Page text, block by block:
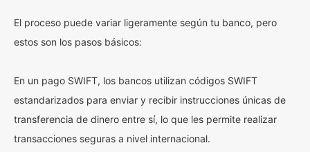
El proceso puede variar ligeramente según tu banco, pero
estos son los pasos básicos:
En un pago SWIFT, los bancos utilizan códigos SWIFT
estandarizados para enviar y recibir instrucciones únicas de
transferencia de dinero entre sí, lo que les permite realizar
transacciones seguras a nivel internacional.